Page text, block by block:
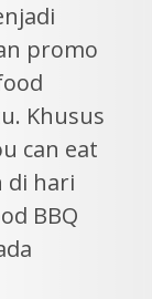
promo
Khusus
can eat
di hari
BBQ